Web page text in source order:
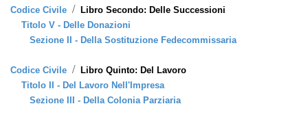
Codice Civile / Libro Secondo: Delle Successioni
Titolo V - Delle Donazioni
Sezione II - Della Sostituzione Fedecommissaria
Codice Civile / Libro Quinto: Del Lavoro
Titolo II - Del Lavoro Nell'Impresa
Sezione III - Della Colonia Parziaria